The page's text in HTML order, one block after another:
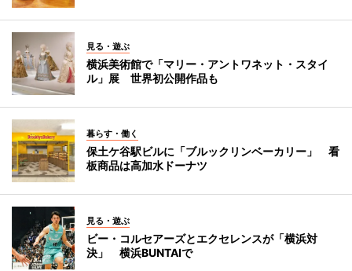
見る・遊ぶ
横浜美術館で「マリー・アントワネット・スタイ
ル」展 世界初公開作品も
暮らす・働く
保土ケ谷駅ビルに「ブルックリンベーカリー」 看
板商品は高加水ドーナツ
見る・遊ぶ
ビー・コルセアーズとエクセレンスが「横浜対
決」 横浜BUNTAIで